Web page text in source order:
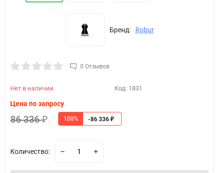
Бренд: Robur
0 Отзывов
Нет в наличии Код: 1831
Цена по запросу
86 336₽ 100% -86 336 ₽
Количество: